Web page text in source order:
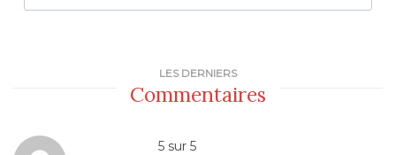
LES DERNIERS
Commentaires
5 sur 5